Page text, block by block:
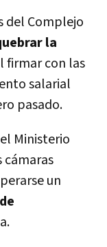
del Complejo
la
firmar con las
salarial
pasado.
Ministerio
cámaras
un